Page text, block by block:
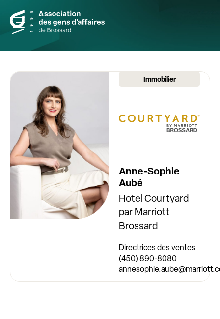
Immobilier
Anne-Sophie
Aubé
Hotel Courtyard
par Marriott
Brossard
Directrices des ventes
(450) 890-8080